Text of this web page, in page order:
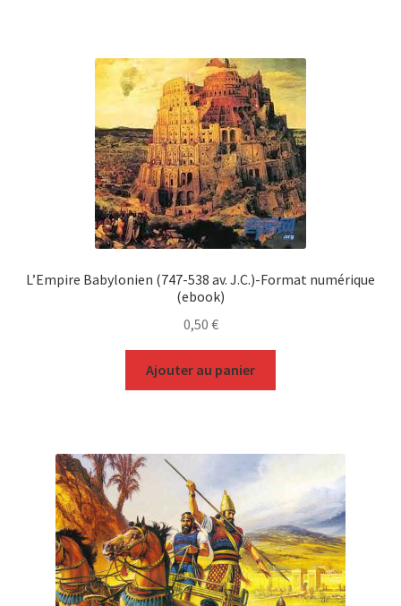
L’Empire Babylonien (747-538 av. J.C.)-Format numérique
(ebook)
0,50 €
Ajouter au panier